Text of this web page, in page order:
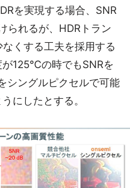
を実現する場合、SNR
られるが、HDRトラン
くする工夫を採用する
が125℃の時でもSNRを
シングルピクセルで可能
にしたとする。